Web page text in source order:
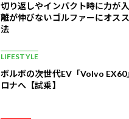
切り返しやインパクト時に力が
離が伸びないゴルファーにオス
法
LIFESTYLE
ボルボの次世代EV「Volvo EX60
ロナへ【試乗】